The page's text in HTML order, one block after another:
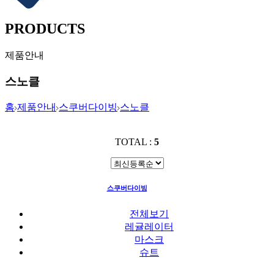
PRODUCTS
제품안내
스노클
홈 제품안내 스쿠버다이빙 스노클
TOTAL : 5
스쿠버다이빙
전체보기
레귤레이터
마스크
슈트